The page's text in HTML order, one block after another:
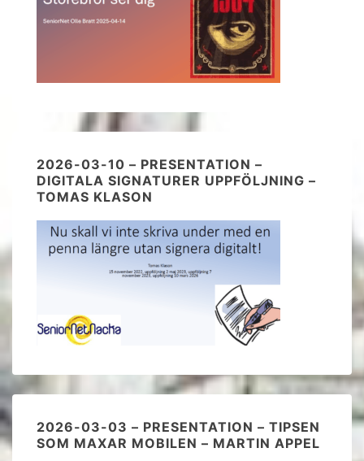
2026-03-10 – PRESENTATION –
DIGITALA SIGNATURER UPPFÖLJNING –
TOMAS KLASON
2026-03-03 – PRESENTATION – TIPSEN
SOM MAXAR MOBILEN – MARTIN APPEL